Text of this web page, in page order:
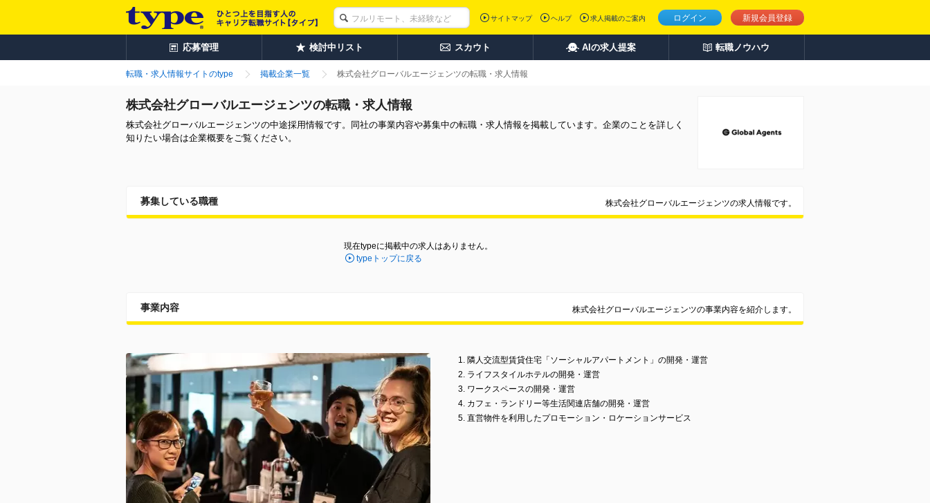
ログイン 新規会員登録
サイトマップ ヘルプ 求人掲載のご案内
応募管理 検討中リスト スカウト AIの求人提案 転職ノウハウ
転職・求人情報サイトのtype 掲載企業一覧 株式会社グローバルエージェンツの転職・求人情報
株式会社グローバルエージェンツの転職・求人情報
株式会社グローバルエージェンツの中途採用情報です。同社の事業内容や募集中の転職・求人情報を掲載しています。企業のことを詳しく
知りたい場合は企業概要をご覧ください。
募集している職種 株式会社グローバルエージェンツの求人情報です。
現在typeに掲載中の求人はありません。
typeトップに戻る
事業内容 株式会社グローバルエージェンツの事業内容を紹介します。
1. 隣人交流型賃貸住宅「ソーシャルアパートメント」の開発・運営
2. ライフスタイルホテルの開発・運営
3. ワークスペースの開発・運営
4. カフェ・ランドリー等生活関連店舗の開発・運営
5. 直営物件を利用したプロモーション・ロケーションサービス